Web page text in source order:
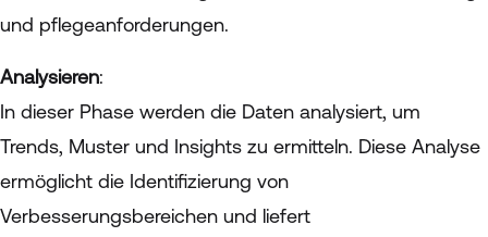
und pflegeanforderungen.
Analysieren:
In dieser Phase werden die Daten analysiert, um
Trends, Muster und Insights zu ermitteln. Diese Analyse
ermöglicht die Identifizierung von
Verbesserungsbereichen und liefert